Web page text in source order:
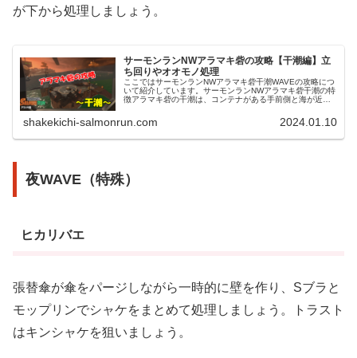
が下から処理しましょう。
サーモンランNWアラマキ砦の攻略【干潮編】立
ち回りやオオモノ処理
ここではサーモンランNWアラマキ砦干潮WAVEの攻略につ
いて紹介しています。サーモンランNWアラマキ砦干潮の特
徴アラマキ砦の干潮は、コンテナがある手前側と海が近い
shakekichi-salmonrun.com 2024.01.10
夜WAVE（特殊）
ヒカリバエ
張替傘が傘をパージしながら一時的に壁を作り、Sブラと
モップリンでシャケをまとめて処理しましょう。トラスト
はキンシャケを狙いましょう。